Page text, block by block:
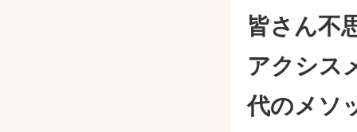
皆さん不
アクシス
代のメソ